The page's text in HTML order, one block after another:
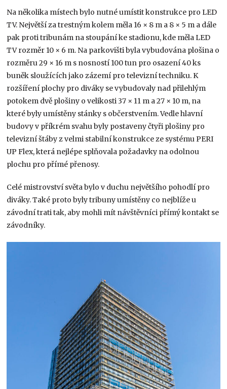
Na několika místech bylo nutné umístit konstrukce pro LED
TV. Největší za trestným kolem měla 16 × 8 m a 8 × 5 m a dále
pak proti tribunám na stoupání ke stadionu, kde měla LED
TV rozměr 10 × 6 m. Na parkovišti byla vybudována plošina o
rozměru 29 × 16 m s nosností 100 tun pro osazení 40 ks
buněk sloužících jako zázemí pro televizní techniku. K
rozšíření plochy pro diváky se vybudovaly nad přilehlým
potokem dvě plošiny o velikosti 37 × 11 m a 27 × 10 m, na
které byly umístěny stánky s občerstvením. Vedle hlavní
budovy v příkrém svahu byly postaveny čtyři plošiny pro
televizní štáby z velmi stabilní konstrukce ze systému PERI
UP Flex, která nejlépe splňovala požadavky na odolnou
plochu pro přímé přenosy.
Celé mistrovství světa bylo v duchu největšího pohodlí pro
diváky. Také proto byly tribuny umístěny co nejblíže u
závodní trati tak, aby mohli mít návštěvníci přímý kontakt se
závodníky.